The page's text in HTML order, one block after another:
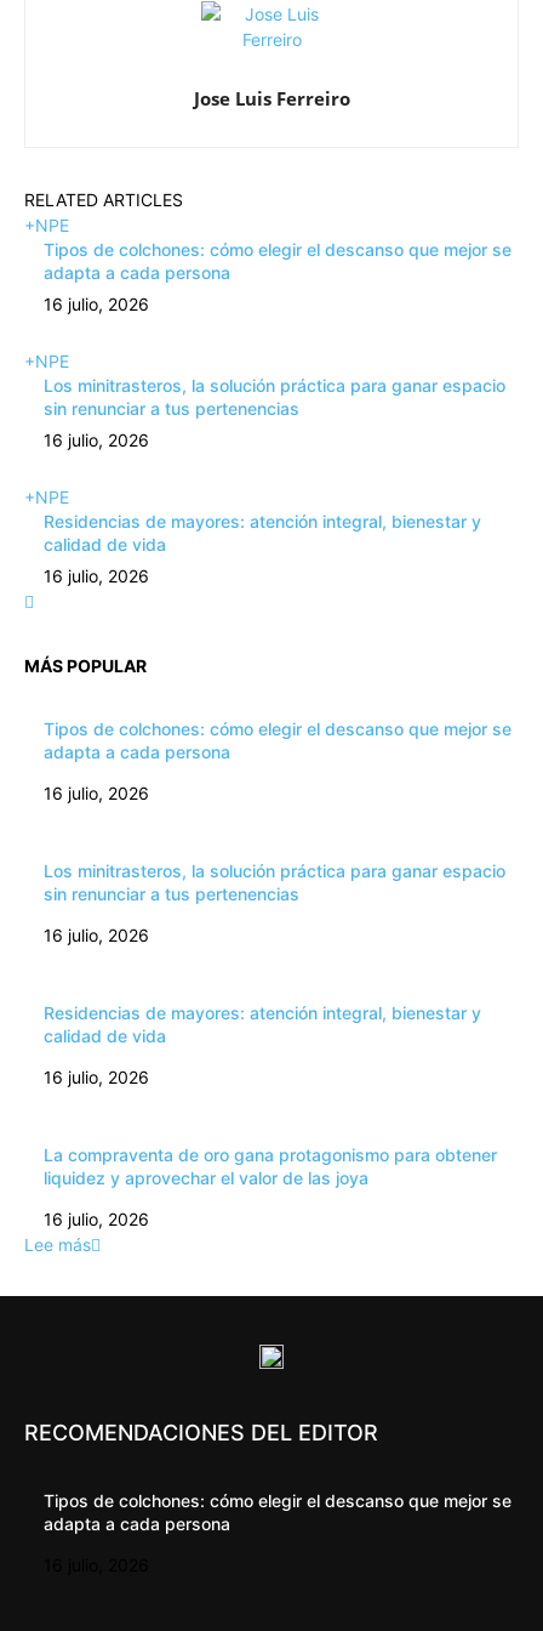
Jose Luis Ferreiro
RELATED ARTICLES
+NPE
Tipos de colchones: cómo elegir el descanso que mejor se
adapta a cada persona
16 julio, 2026
+NPE
Los minitrasteros, la solución práctica para ganar espacio
sin renunciar a tus pertenencias
16 julio, 2026
+NPE
Residencias de mayores: atención integral, bienestar y
calidad de vida
16 julio, 2026
MÁS POPULAR
Tipos de colchones: cómo elegir el descanso que mejor se
adapta a cada persona
16 julio, 2026
Los minitrasteros, la solución práctica para ganar espacio
sin renunciar a tus pertenencias
16 julio, 2026
Residencias de mayores: atención integral, bienestar y
calidad de vida
16 julio, 2026
La compraventa de oro gana protagonismo para obtener
liquidez y aprovechar el valor de las joya
16 julio, 2026
Lee más
RECOMENDACIONES DEL EDITOR
Tipos de colchones: cómo elegir el descanso que mejor se
adapta a cada persona